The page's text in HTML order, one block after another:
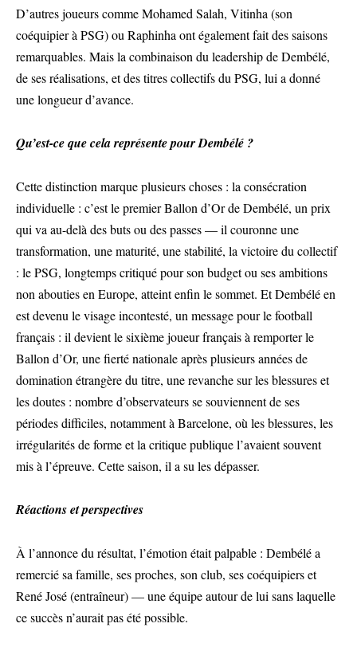
D’autres joueurs comme Mohamed Salah, Vitinha (son
coéquipier à PSG) ou Raphinha ont également fait des saisons
remarquables. Mais la combinaison du leadership de Dembélé,
de ses réalisations, et des titres collectifs du PSG, lui a donné
une longueur d’avance.
Qu’est-ce que cela représente pour Dembélé ?
Cette distinction marque plusieurs choses : la consécration
individuelle : c’est le premier Ballon d’Or de Dembélé, un prix
qui va au-delà des buts ou des passes — il couronne une
transformation, une maturité, une stabilité, la victoire du collectif
: le PSG, longtemps critiqué pour son budget ou ses ambitions
non abouties en Europe, atteint enfin le sommet. Et Dembélé en
est devenu le visage incontesté, un message pour le football
français : il devient le sixième joueur français à remporter le
Ballon d’Or, une fierté nationale après plusieurs années de
domination étrangère du titre, une revanche sur les blessures et
les doutes : nombre d’observateurs se souviennent de ses
périodes difficiles, notamment à Barcelone, où les blessures, les
irrégularités de forme et la critique publique l’avaient souvent
mis à l’épreuve. Cette saison, il a su les dépasser.
Réactions et perspectives
À l’annonce du résultat, l’émotion était palpable : Dembélé a
remercié sa famille, ses proches, son club, ses coéquipiers et
René José (entraîneur) — une équipe autour de lui sans laquelle
ce succès n’aurait pas été possible.